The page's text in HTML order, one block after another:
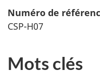
Numéro de
CSP-H07
Mots clés